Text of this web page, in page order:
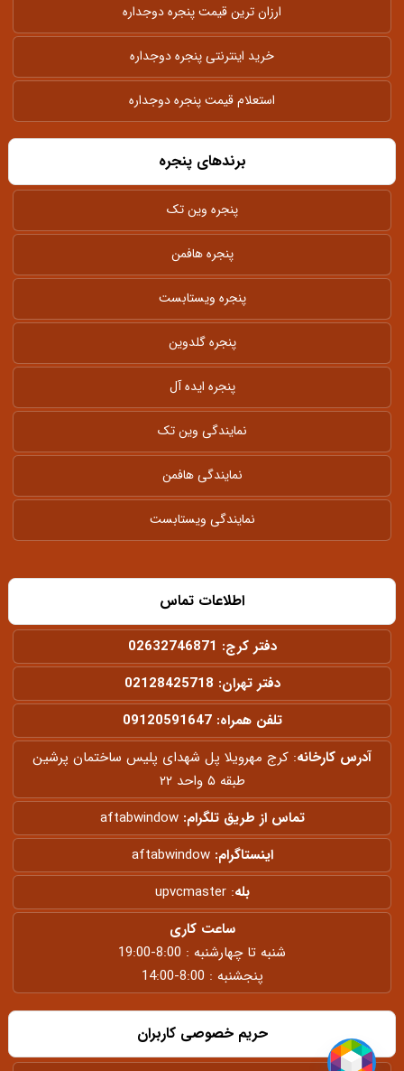
ارزان ترین قیمت پنجره دوجداره
خرید اینترنتی پنجره دوجداره
استعلام قیمت پنجره دوجداره
برندهای پنجره
پنجره وین تک
پنجره هافمن
پنجره ویستابست
پنجره گلدوین
پنجره ایده آل
نمایندگی وین تک
نمایندگی هافمن
نمایندگی ویستابست
اطلاعات تماس
دفتر کرج: 02632746871
دفتر تهران: 02128425718
تلفن همراه: 09120591647
آدرس کارخانه: کرج مهرویلا پل شهدای پلیس ساختمان پرشین
طبقه ۵ واحد ۲۲
تماس از طریق تلگرام:aftabwindow
اینستاگرام:aftabwindow
بله:
upvcmaster
ساعت کاری
شنبه تا چهارشنبه : 8:00-19:00
پنجشنبه : 8:00-14:00
حریم خصوصی کاربران